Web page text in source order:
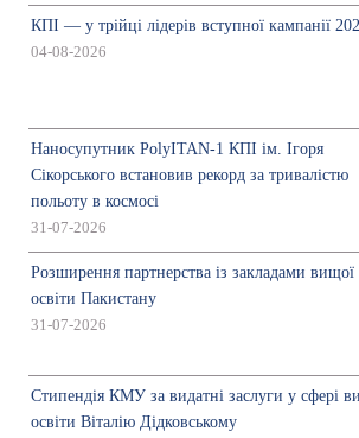
КПІ — у трійці лідерів вступної кампанії
04-08-2026
Наносупутник PolyITAN-1 КПІ ім. Ігоря
Сікорського встановив рекорд за тривалістю
польоту в космосі
31-07-2026
Розширення партнерства із закладами вищої
освіти Пакистану
31-07-2026
Стипендія КМУ за видатні заслуги у сфері
освіти Віталію Дідковському